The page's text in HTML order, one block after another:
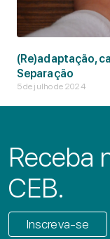
(Re)adaptação,
Separação
5 de julho de 2024
Receba
CEB.
Inscreva-se